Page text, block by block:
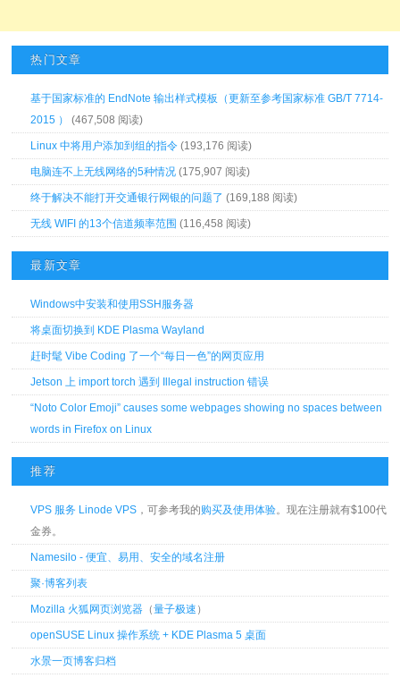
热门文章
基于国家标准的 EndNote 输出样式模板（更新至参考国家标准 GB/T 7714-
2015 ）
(467,508 阅读)
Linux 中将用户添加到组的指令 (193,176 阅读)
电脑连不上无线网络的5种情况 (175,907 阅读)
终于解决不能打开交通银行网银的问题了 (169,188 阅读)
无线 WIFI 的13个信道频率范围 (116,458 阅读)
最新文章
Windows中安装和使用SSH服务器
将桌面切换到 KDE Plasma Wayland
赶时髦 Vibe Coding 了一个“每日一色”的网页应用
Jetson 上 import torch 遇到 Illegal instruction 错误
“Noto Color Emoji” causes some webpages showing no spaces between
words in Firefox on Linux
推荐
VPS 服务 Linode VPS ，可参考我的购买及使用体验。现在注册就有$100代
金券。
Namesilo - 便宜、易用、安全的域名注册
聚·博客列表
Mozilla 火狐网页浏览器 （量子极速 ）
openSUSE Linux 操作系统 + KDE Plasma 5 桌面
水景一页博客归档